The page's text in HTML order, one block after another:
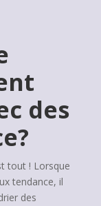
des
tout ! Lorsque
tendance, il
des